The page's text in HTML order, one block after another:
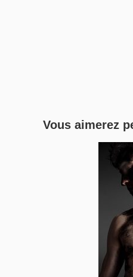
Vous aimerez